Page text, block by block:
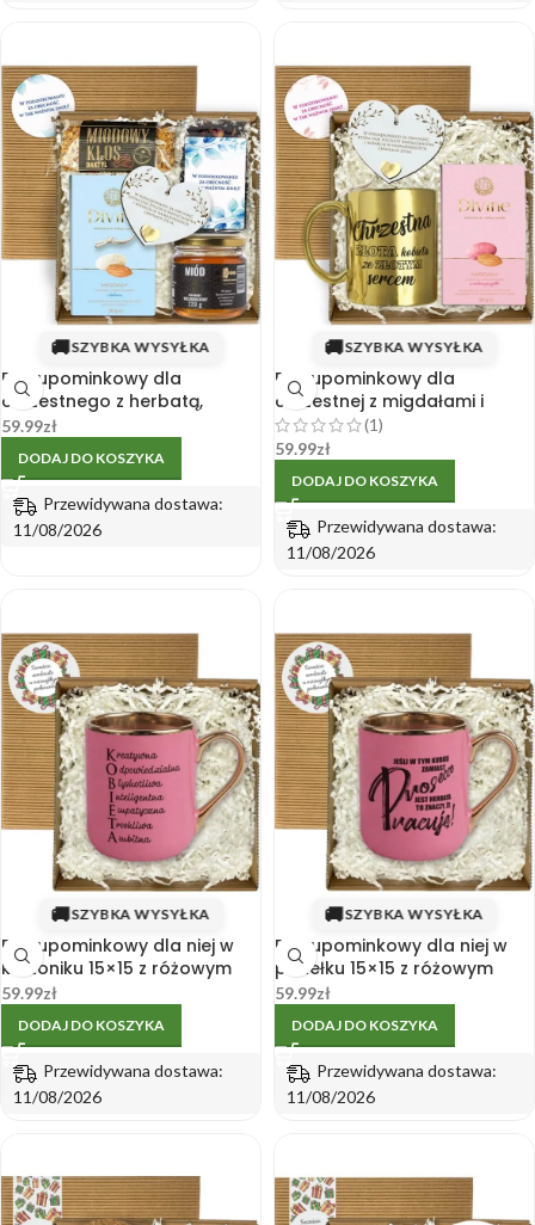
🚚SZYBKA WYSYŁKA
Box upominkowy dla
chrzestnego z herbatą,
miodem i słodyczami
59.99zł
DODAJ DO KOSZYKA
Przewidywana dostawa:
11/08/2026
🚚SZYBKA WYSYŁKA
Box upominkowy dla
chrzestnej z migdałami i
zawieszką – złoty kubek
(1)
59.99zł
DODAJ DO KOSZYKA
Przewidywana dostawa:
11/08/2026
🚚SZYBKA WYSYŁKA
Box upominkowy dla niej w
kartoniku 15×15 z różowym
kubkiem i złotym uchem
59.99zł
DODAJ DO KOSZYKA
Przewidywana dostawa:
11/08/2026
🚚SZYBKA WYSYŁKA
Box upominkowy dla niej w
pudełku 15×15 z różowym
kubkiem i etykietą
59.99zł
DODAJ DO KOSZYKA
Przewidywana dostawa:
11/08/2026